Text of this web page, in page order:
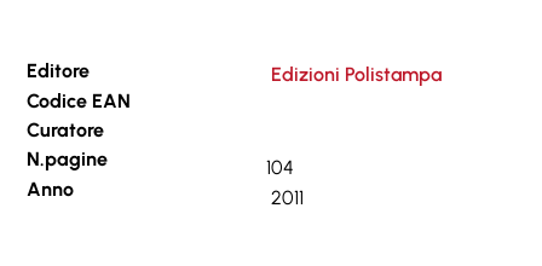
Editore
Edizioni Polistampa
Codice EAN
Curatore
N.pagine
104
Anno
2011